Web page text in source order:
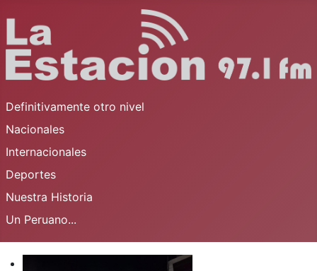
Definitivamente otro nivel
Nacionales
Internacionales
Deportes
Nuestra Historia
Un Peruano...